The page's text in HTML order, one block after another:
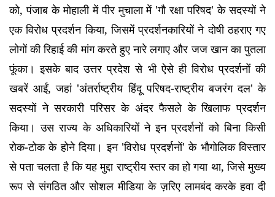
को, पंजाब के मोहाली में पीर मुचाला में 'गौ रक्षा परिषद' के सदस्यों ने
एक विरोध प्रदर्शन किया, जिसमें प्रदर्शनकारियों ने दोषी ठहराए गए
लोगों की रिहाई की मांग करते हुए नारे लगाए और जज खान का पुतला
फूंका। इसके बाद उत्तर प्रदेश से भी ऐसे ही विरोध प्रदर्शनों की
खबरें आईं, जहां 'अंतर्राष्ट्रीय हिंदू परिषद-राष्ट्रीय बजरंग दल' के
सदस्यों ने सरकारी परिसर के अंदर फैसले के खिलाफ प्रदर्शन
किया। उस राज्य के अधिकारियों ने इन प्रदर्शनों को बिना किसी
रोक-टोक के होने दिया। इन 'विरोध प्रदर्शनों' के भौगोलिक विस्तार
से पता चलता है कि यह मुद्दा राष्ट्रीय स्तर का हो गया था, जिसे मुख्य
रूप से संगठित और सोशल मीडिया के ज़रिए लामबंद करके हवा दी